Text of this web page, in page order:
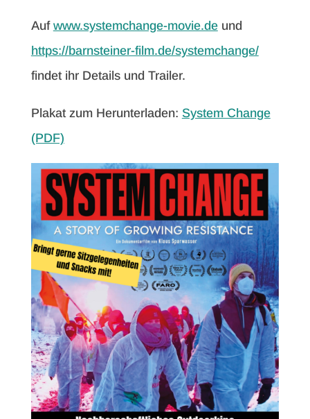
Auf www.systemchange-movie.deund
https://barnsteiner-film.de/systemchange/
findet ihr Details und Trailer.
Plakat zum Herunterladen: System Change
(PDF)